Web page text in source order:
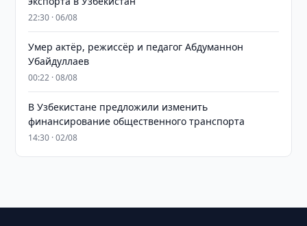
22:30 · 06/08
Умер актёр, режиссёр и педагог Абдуманнон
Убайдуллаев
00:22 · 08/08
В Узбекистане предложили изменить
финансирование общественного транспорта
14:30 · 02/08